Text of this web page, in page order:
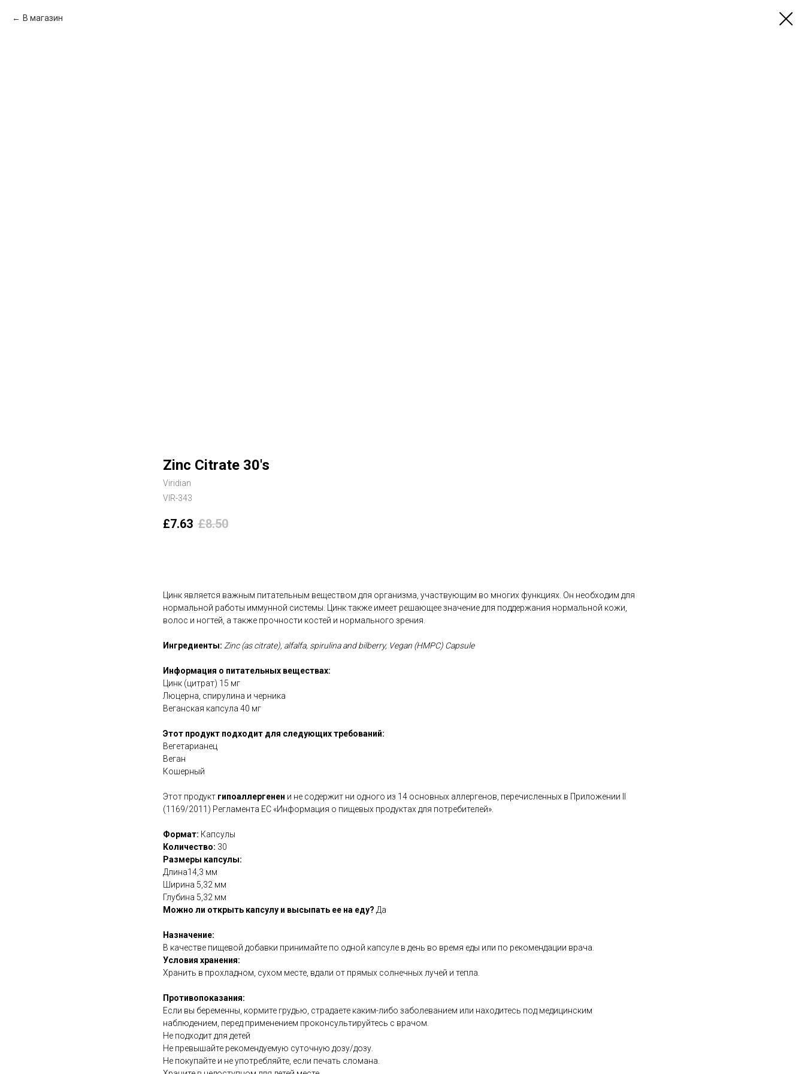
В магазин
Zinc Citrate 30's
Viridian
VIR-343
£7.63 £8.50
Цинк является важным питательным веществом для организма, участвующим во многих функциях. Он необходим для
нормальной работы иммунной системы. Цинк также имеет решающее значение для поддержания нормальной кожи,
волос и ногтей, а также прочности костей и нормального зрения.
Ингредиенты: Zinc (as citrate), alfalfa, spirulina and bilberry, Vegan (HMPC) Capsule
Информация о питательных веществах:
Цинк (цитрат) 15 мг
Люцерна, спирулина и черника
Веганская капсула 40 мг
Этот продукт подходит для следующих требований:
Вегетарианец
Веган
Кошерный
Этот продукт гипоаллергенен и не содержит ни одного из 14 основных аллергенов, перечисленных в Приложении II
(1169/2011) Регламента ЕС «Информация о пищевых продуктах для потребителей».
Формат: Капсулы
Количество: 30
Размеры капсулы:
Длина14,3 мм
Ширина 5,32 мм
Глубина 5,32 мм
Можно ли открыть капсулу и высыпать ее на еду? Да
Назначение:
В качестве пищевой добавки принимайте по одной капсуле в день во время еды или по рекомендации врача.
Условия хранения:
Хранить в прохладном, сухом месте, вдали от прямых солнечных лучей и тепла.
Противопоказания:
Если вы беременны, кормите грудью, страдаете каким-либо заболеванием или находитесь под медицинским
наблюдением, перед применением проконсультируйтесь с врачом.
Не подходит для детей
Не превышайте рекомендуемую суточную дозу/дозу.
Не покупайте и не употребляйте, если печать сломана.